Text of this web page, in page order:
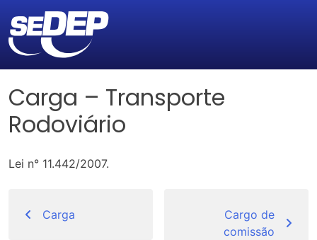
Carga – Transporte
Rodoviário
Lei n° 11.442/2007.
de
Carga
Cargo de
comissão